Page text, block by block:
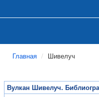
Главная Шивелуч
Вулкан Шивелуч.